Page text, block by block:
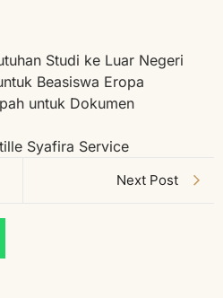
Studi ke Luar Negeri
Beasiswa Eropa
untuk Dokumen
Syafira Service
Next Post